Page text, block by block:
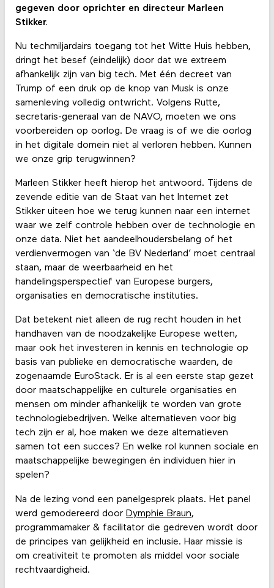
gegeven door oprichter en directeur Marleen
Stikker.
Nu techmiljardairs toegang tot het Witte Huis hebben,
dringt het besef (eindelijk) door dat we extreem
afhankelijk zijn van big tech. Met één decreet van
Trump of een druk op de knop van Musk is onze
samenleving volledig ontwricht. Volgens Rutte,
secretaris-generaal van de NAVO, moeten we ons
voorbereiden op oorlog. De vraag is of we die oorlog
in het digitale domein niet al verloren hebben. Kunnen
we onze grip terugwinnen?
Marleen Stikker heeft hierop het antwoord. Tijdens de
zevende editie van de Staat van het Internet zet
Stikker uiteen hoe we terug kunnen naar een internet
waar we zelf controle hebben over de technologie en
onze data. Niet het aandeelhoudersbelang of het
verdienvermogen van ‘de BV Nederland’ moet centraal
staan, maar de weerbaarheid en het
handelingsperspectief van Europese burgers,
organisaties en democratische instituties.
Dat betekent niet alleen de rug recht houden in het
handhaven van de noodzakelijke Europese wetten,
maar ook het investeren in kennis en technologie op
basis van publieke en democratische waarden, de
zogenaamde EuroStack. Er is al een eerste stap gezet
door maatschappelijke en culturele organisaties en
mensen om minder afhankelijk te worden van grote
technologiebedrijven. Welke alternatieven voor big
tech zijn er al, hoe maken we deze alternatieven
samen tot een succes? En welke rol kunnen sociale en
maatschappelijke bewegingen én individuen hier in
spelen?
Na de lezing vond een panelgesprek plaats. Het panel
werd gemodereerd door Dymphie Braun,
programmamaker & facilitator die gedreven wordt door
de principes van gelijkheid en inclusie. Haar missie is
om creativiteit te promoten als middel voor sociale
rechtvaardigheid.